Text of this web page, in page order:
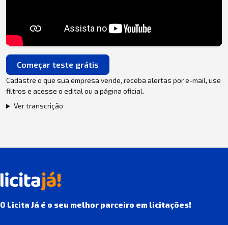
Começar teste grátis
Cadastre o que sua empresa vende, receba alertas por e-mail, use
filtros e acesse o edital ou a página oficial.
Ver transcrição
O Licita Já é o seu melhor parceiro em licitações!